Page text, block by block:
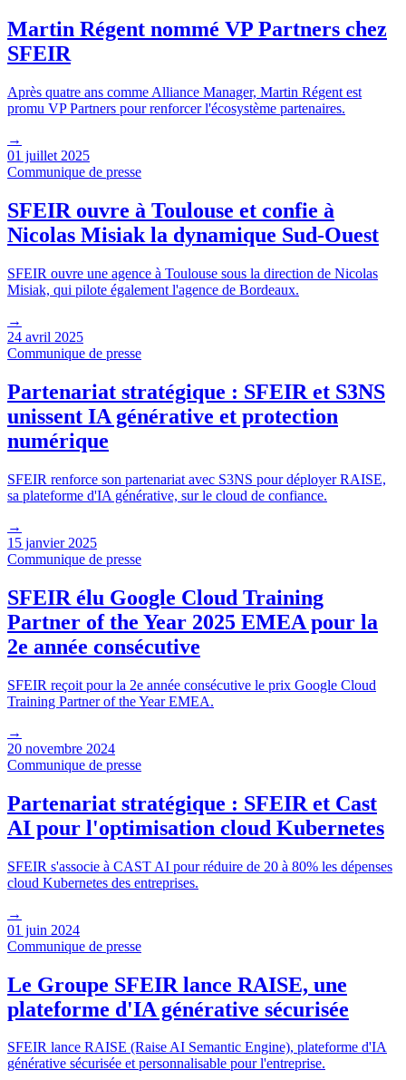
Martin Régent nommé VP Partners chez
SFEIR
Après quatre ans comme Alliance Manager, Martin Régent est
promu VP Partners pour renforcer l'écosystème partenaires.
→
01 juillet 2025
Communique de presse
SFEIR ouvre à Toulouse et confie à
Nicolas Misiak la dynamique Sud-Ouest
SFEIR ouvre une agence à Toulouse sous la direction de Nicolas
Misiak, qui pilote également l'agence de Bordeaux.
→
24 avril 2025
Communique de presse
Partenariat stratégique : SFEIR et S3NS
unissent IA générative et protection
numérique
SFEIR renforce son partenariat avec S3NS pour déployer RAISE,
sa plateforme d'IA générative, sur le cloud de confiance.
→
15 janvier 2025
Communique de presse
SFEIR élu Google Cloud Training
Partner of the Year 2025 EMEA pour la
2e année consécutive
SFEIR reçoit pour la 2e année consécutive le prix Google Cloud
Training Partner of the Year EMEA.
→
20 novembre 2024
Communique de presse
Partenariat stratégique : SFEIR et Cast
AI pour l'optimisation cloud Kubernetes
SFEIR s'associe à CAST AI pour réduire de 20 à 80% les dépenses
cloud Kubernetes des entreprises.
→
01 juin 2024
Communique de presse
Le Groupe SFEIR lance RAISE, une
plateforme d'IA générative sécurisée
SFEIR lance RAISE (Raise AI Semantic Engine), plateforme d'IA
générative sécurisée et personnalisable pour l'entreprise.